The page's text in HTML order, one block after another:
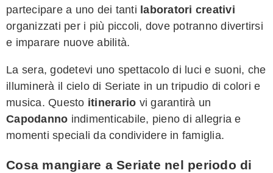
partecipare a uno dei tanti laboratori creativi
organizzati per i più piccoli, dove potranno divertirsi
e imparare nuove abilità.
La sera, godetevi uno spettacolo di luci e suoni, che
illuminerà il cielo di Seriate in un tripudio di colori e
musica. Questo itinerario vi garantirà un
Capodanno indimenticabile, pieno di allegria e
momenti speciali da condividere in famiglia.
Cosa mangiare a Seriate nel periodo di